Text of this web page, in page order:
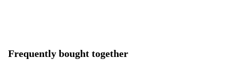
Frequently bought together